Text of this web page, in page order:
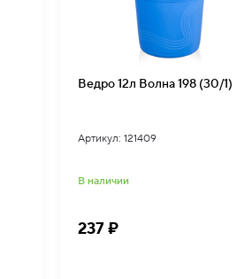
Ведро 12л Волна 198 (30/1)
Артикул: 121409
В наличии
237 ₽